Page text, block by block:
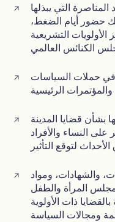
المناصرة التي يبذلها
حضور أيام الضغط،
التشريعية
في حملات السياسات
بشأن قضايا المدينة
على النساء والأفراد
والشهادات، ومواد
المرأة والطفل
ذات الأولوية